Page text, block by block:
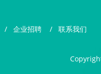
/ 企业招聘 / 联系我们